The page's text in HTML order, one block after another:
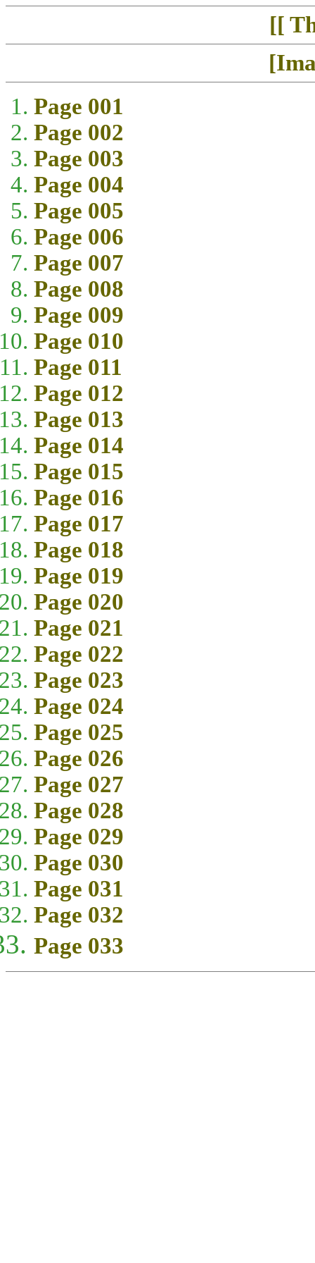
[[
Page 001
Page 002
Page 003
Page 004
Page 005
Page 006
Page 007
Page 008
Page 009
Page 010
Page 011
Page 012
Page 013
Page 014
Page 015
Page 016
Page 017
Page 018
Page 019
Page 020
Page 021
Page 022
Page 023
Page 024
Page 025
Page 026
Page 027
Page 028
Page 029
Page 030
Page 031
Page 032
Page 033